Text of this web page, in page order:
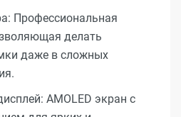
Профессиональная
делать
даже в сложных
AMOLED экран с